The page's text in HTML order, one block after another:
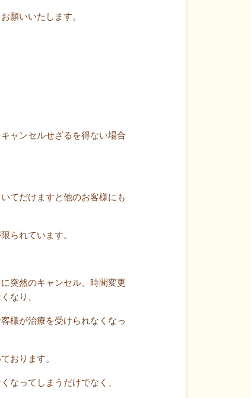
願いいたします。
ャンセルせざるを得ない場合
てだけますと他のお客様にも
られています。
突然のキャンセル、時間変更
なり、
様が治療を受けられなくなっ
おります。
なってしまうだけでなく、